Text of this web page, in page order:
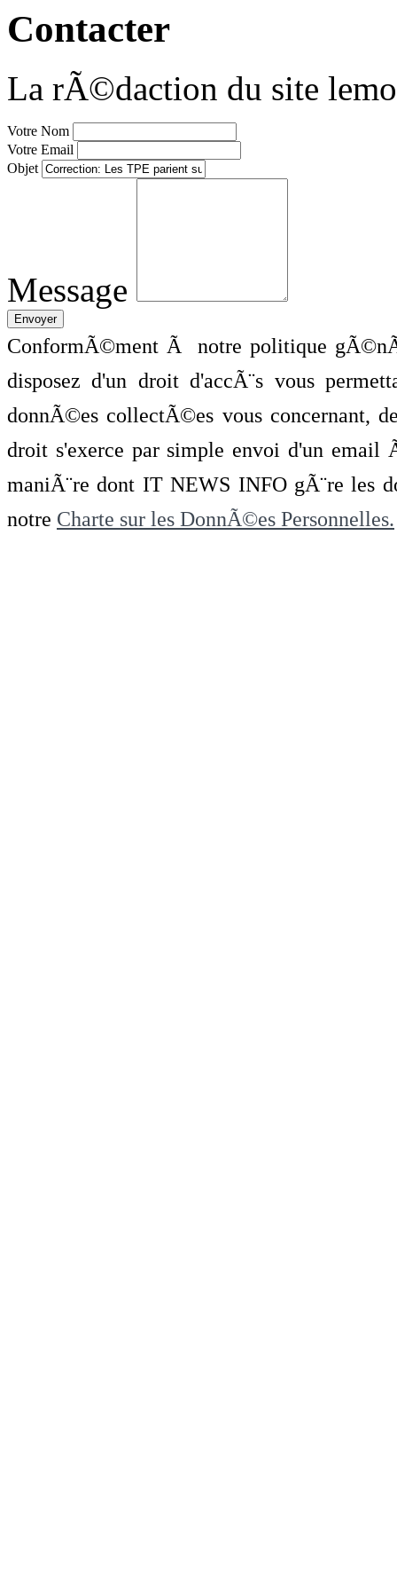
Contacter
La rÃ©daction du site
Votre Nom
Votre Email
Objet
Message
ConformÃ©ment Ã notre politique
disposez d'un droit d'accÃ¨s vous
donnÃ©es collectÃ©es vous concernant,
droit s'exerce par simple envoi d'un
maniÃ¨re dont IT NEWS INFO gÃ¨re les
notre Charte sur les DonnÃ©es Personnelles.